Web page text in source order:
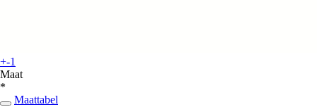
+-1
Maat
*
Maattabel